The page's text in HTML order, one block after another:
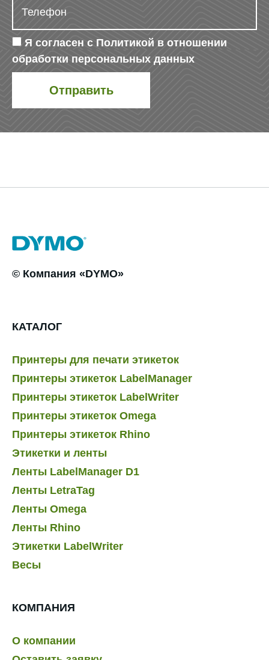
Я согласен с Политикой в отношении
обработки персональных данных
© Компания «DYMO»
КАТАЛОГ
Принтеры для печати этикеток
Принтеры этикеток LabelManager
Принтеры этикеток LabelWriter
Принтеры этикеток Omega
Принтеры этикеток Rhino
Этикетки и ленты
Ленты LabelManager D1
Ленты LetraTag
Ленты Omega
Ленты Rhino
Этикетки LabelWriter
Весы
КОМПАНИЯ
О компании